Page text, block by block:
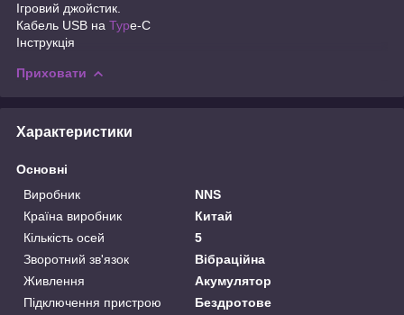
Ігровий джойстик.
Кабель USB на Type-C
Інструкція
Приховати
Характеристики
Основні
Виробник
NNS
Країна виробник
Китай
Кількість осей
5
Зворотний зв'язок
Вібраційна
Живлення
Акумулятор
Підключення пристрою
Бездротове